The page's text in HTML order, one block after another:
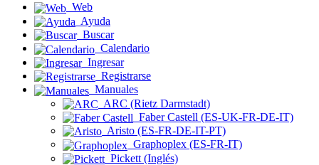
Web
Ayuda
Buscar
Calendario
Ingresar
Registrarse
Manuales
ARC (Rietz Darmstadt)
Faber Castell (ES-UK-FR-DE-IT)
Aristo (ES-FR-DE-IT-PT)
Graphoplex (ES-FR-IT)
Pickett (Inglés)